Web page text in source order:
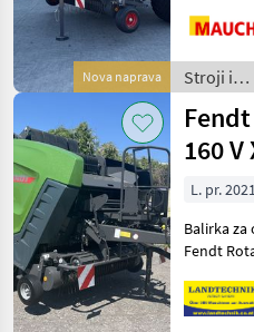
Nova naprava
enota
Isobus
25 m -
Stroji in
oprema
za žetev
in
spravilo
/ Fendt
160 V
L. pr.
Balirka
Fendt
tračna
pobiralnik,